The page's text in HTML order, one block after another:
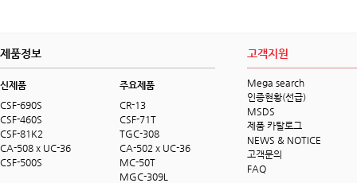
제품정보
신제품
CSF-690S
CSF-460S
CSF-81K2
CA-508 x UC-36
CSF-500S
주요제품
CR-13
CSF-71T
TGC-308
CA-502 x UC-36
MC-50T
MGC-309L
고객지원
Mega search
인증현황(선급)
MSDS
제품 카탈로그
NEWS & NOTICE
고객문의
FAQ